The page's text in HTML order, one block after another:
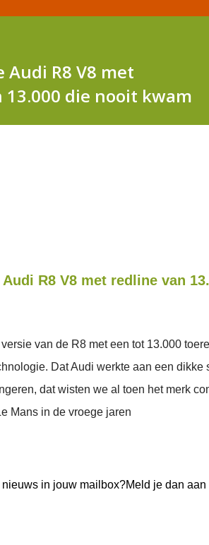
Audi R8 V8 met
13.000 die nooit kwam
R8 V8 met redline van
van de R8 met een tot 13.000
Dat Audi werkte aan een dikke
dat wisten we al toen het merk
Mans in de vroege jaren
in jouw mailbox?Meld je dan aan